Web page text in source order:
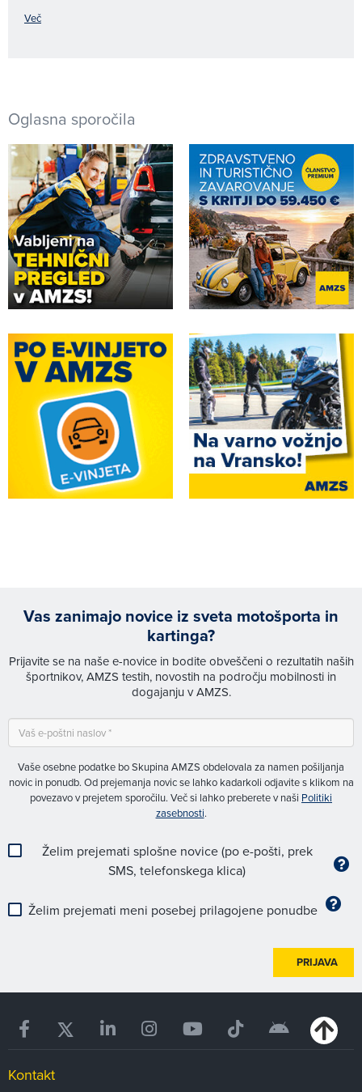
Več
Oglasna sporočila
Vas zanimajo novice iz sveta motošporta in
kartinga?
Prijavite se na naše e-novice in bodite obveščeni o rezultatih naših
športnikov, AMZS testih, novostih na področju mobilnosti in
dogajanju v AMZS.
Vaše osebne podatke bo Skupina AMZS obdelovala za namen pošiljanja
novic in ponudb. Od prejemanja novic se lahko kadarkoli odjavite s klikom na
povezavo v prejetem sporočilu. Več si lahko preberete v naši Politiki
zasebnosti.
Želim prejemati splošne novice (po e-pošti, prek
SMS, telefonskega klica)
Želim prejemati meni posebej prilagojene ponudbe
PRIJAVA
Kontakt